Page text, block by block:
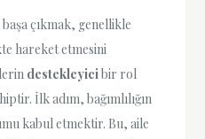
başa çıkmak, genellikle
hareket etmesini
destekleyicibir rol
İlk adım, bağımlılığın
kabul etmektir. Bu, aile